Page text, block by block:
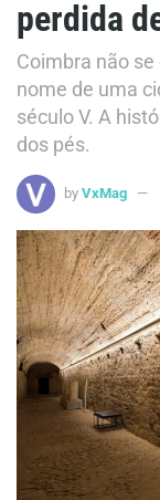
perdida
Coimbra não
nome de uma
século V. A
dos pés.
by VxMag